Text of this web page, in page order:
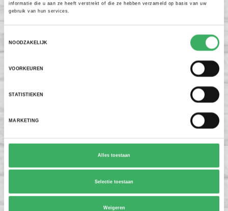
informatie die u aan ze heeft verstrekt of die ze hebben verzameld op basis van uw
gebruik van hun services.
NOODZAKELIJK
VOORKEUREN
STATISTIEKEN
MARKETING
Alles toestaan
Selectie toestaan
Weigeren
WOONPLAATS
IK GA AKKOORD MET DEPRIVACY POLICY.